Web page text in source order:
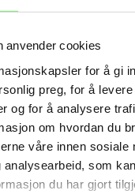
anvender cookies
for å gi
preg, for å
og for å analysere
om hvordan du
våre innen sosiale
analysearbeid, som
du har gjort